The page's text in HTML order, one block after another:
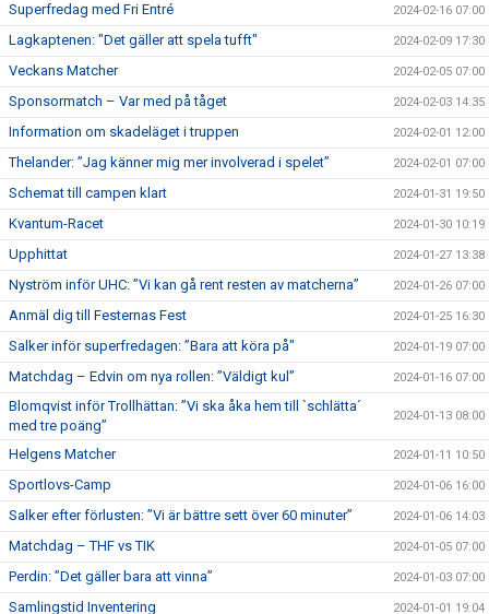
Superfredag med Fri Entré 2024-02-16 07:00
Lagkaptenen: "Det gäller att spela tufft" 2024-02-09 17:30
Veckans Matcher 2024-02-05 07:00
Sponsormatch – Var med på tåget 2024-02-03 14:35
Information om skadeläget i truppen 2024-02-01 12:00
Thelander: ”Jag känner mig mer involverad i spelet” 2024-02-01 07:00
Schemat till campen klart 2024-01-31 19:50
Kvantum-Racet 2024-01-30 10:19
Upphittat 2024-01-27 13:38
Nyström inför UHC: ”Vi kan gå rent resten av matcherna” 2024-01-26 07:00
Anmäl dig till Festernas Fest 2024-01-25 16:30
Salker inför superfredagen: ”Bara att köra på" 2024-01-19 07:00
Matchdag – Edvin om nya rollen: ”Väldigt kul” 2024-01-16 07:00
Blomqvist inför Trollhättan: ”Vi ska åka hem till `schlätta´
med tre poäng”
2024-01-13 08:00
Helgens Matcher 2024-01-11 10:50
Sportlovs-Camp 2024-01-06 16:00
Salker efter förlusten: ”Vi är bättre sett över 60 minuter” 2024-01-06 14:03
Matchdag – THF vs TIK 2024-01-05 07:00
Perdin: ”Det gäller bara att vinna” 2024-01-03 07:00
Samlingstid Inventering 2024-01-01 19:04